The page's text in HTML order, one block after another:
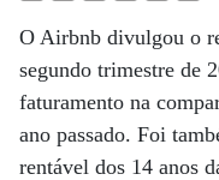
O Airbnb divulgou o
segundo trimestre de
faturamento na
ano passado. Foi
rentável dos 14 anos